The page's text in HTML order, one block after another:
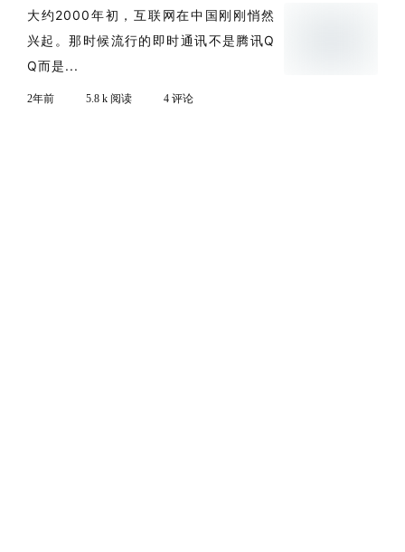
大约2000年初，互联网在中国刚刚悄然
兴起。那时候流行的即时通讯不是腾讯Q
Q而是...
2年前 5.8 k 阅读 4 评论